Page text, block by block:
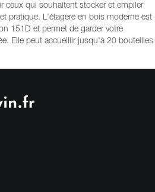
ceux qui souhaitent stocker et empiler
pratique. L’étagère en bois moderne est
151D et permet de garder votre
Elle peut accueillir jusqu’à 20 bouteilles